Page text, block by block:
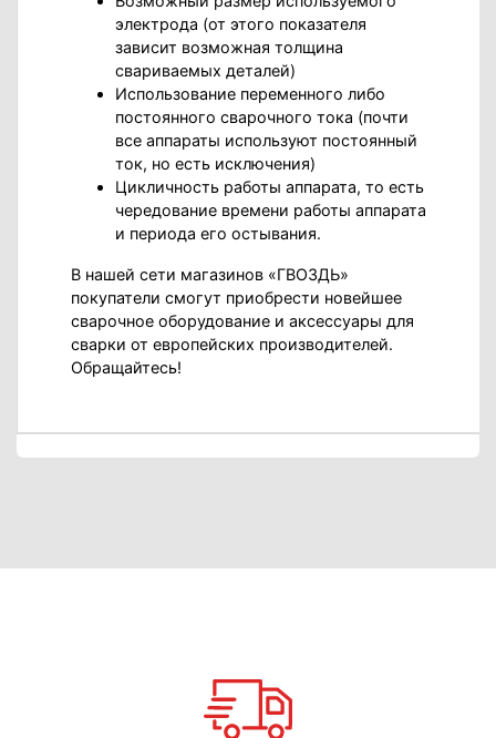
электрода (от этого показателя
зависит возможная толщина
свариваемых деталей)
Использование переменного либо
постоянного сварочного тока (почти
все аппараты используют постоянный
ток, но есть исключения)
Цикличность работы аппарата, то есть
чередование времени работы аппарата
и периода его остывания.
В нашей сети магазинов «ГВОЗДЬ»
покупатели смогут приобрести новейшее
сварочное оборудование и аксессуары для
сварки от европейских производителей.
Обращайтесь!